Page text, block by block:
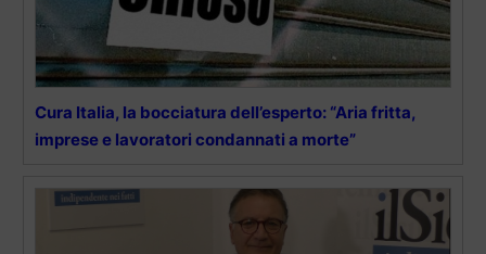
Cura Italia, la bocciatura dell’esperto: “Aria fritta,
imprese e lavoratori condannati a morte”